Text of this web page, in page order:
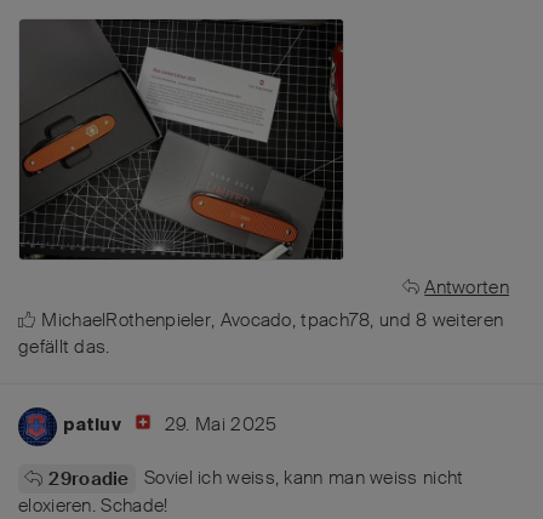
Antworten
MichaelRothenpieler, Avocado,tpach78, und8 weiteren
gefällt das.
patluv 29. Mai 2025
29roadie
Soviel ich weiss, kann man weiss nicht
eloxieren. Schade!